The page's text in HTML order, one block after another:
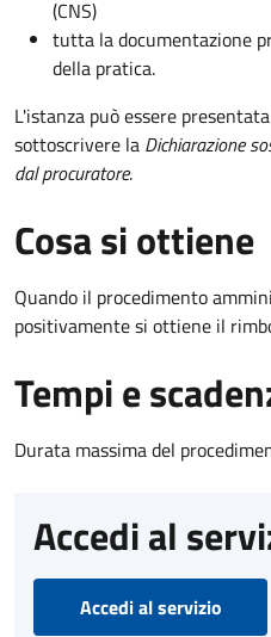
(CNS)
tutta la documentazione
della pratica.
L'istanza può essere
sottoscrivere la Dichiarazione
dal procuratore.
Cosa si ottiene
Quando il procedimento
positivamente si ottiene il
Tempi e
Durata massima del
Accedi al
Accedi al servizio